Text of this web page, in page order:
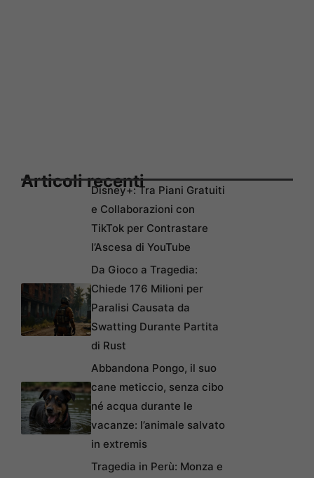
Articoli recentiDisney+: Tra Piani Gratuiti
e Collaborazioni con
TikTok per Contrastare
l’Ascesa di YouTube
Da Gioco a Tragedia:
Chiede 176 Milioni per
Paralisi Causata da
Swatting Durante Partita
di Rust
Abbandona Pongo, il suo
cane meticcio, senza cibo
né acqua durante le
vacanze: l’animale salvato
in extremis
Tragedia in Perù: Monza e